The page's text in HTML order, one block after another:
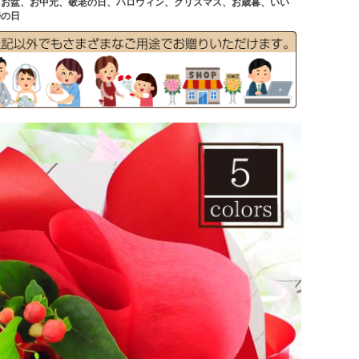
盆、お中元、敬老の日、ハロウィン、クリスマス、お歳暮、いい
日